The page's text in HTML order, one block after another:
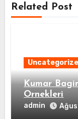
Related Post
Kumar
Ornekleri
admin